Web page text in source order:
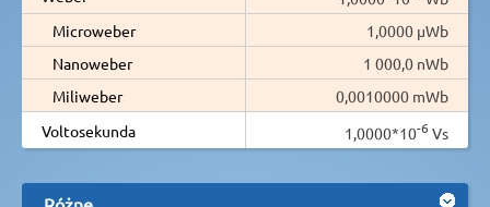
Microweber
1,0000 µWb
Nanoweber
1 000,0 nWb
Miliweber
0,0010000 mWb
Voltosekunda
1,0000*10-6 Vs